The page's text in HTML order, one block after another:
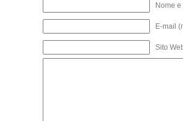
Nome
E-mail
Sito